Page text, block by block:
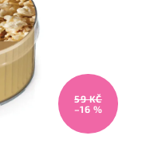
59 KČ
–16 %